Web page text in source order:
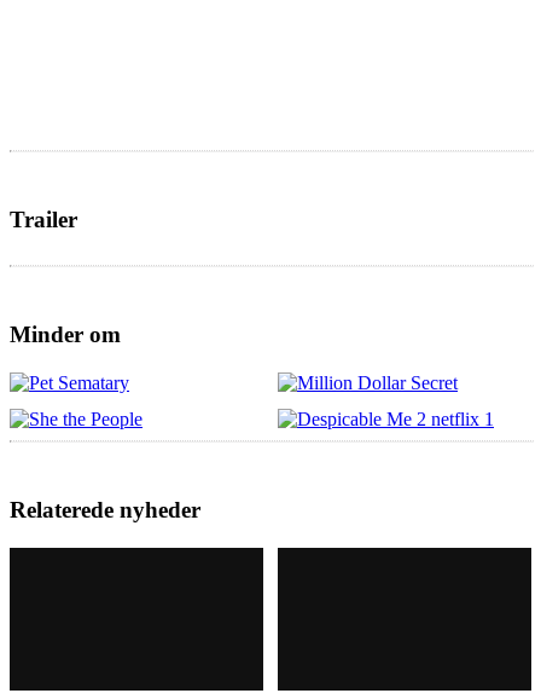
Trailer
Minder om
Relaterede nyheder